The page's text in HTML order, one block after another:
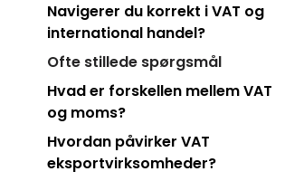
Navigerer du korrekt i VAT og
international handel?
Ofte stillede spørgsmål
Hvad er forskellen mellem VAT
og moms?
Hvordan påvirker VAT
eksportvirksomheder?